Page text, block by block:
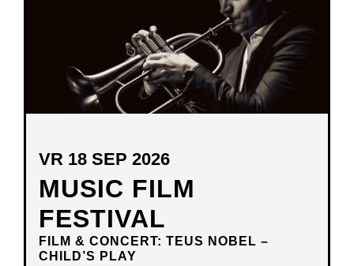
MUSIC FILM
FESTIVAL
FILM & CONCERT: TEUS NOBEL –
CHILD’S PLAY
VR 18 SEP 2026